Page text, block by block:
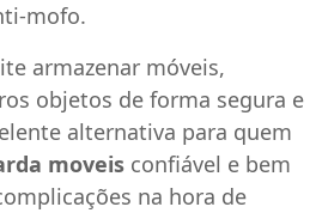
mofo.
armazenar móveis,
objetos de forma segura e
alternativa para quem
moveis confiável e bem
na hora de